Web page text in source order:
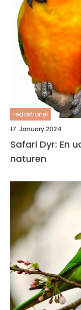
redaktionel
17. January 2024
Safari Dyr: En
naturen